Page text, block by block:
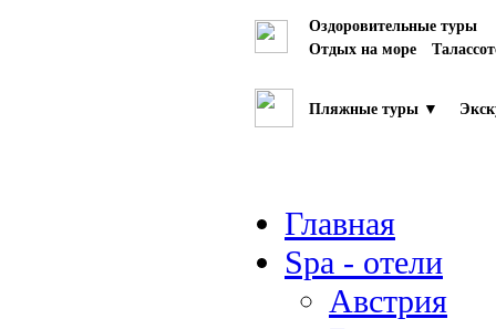
Оздоровительные туры
Отдых на море
Пляжные туры ▼
Главная
Spa - отели
Австрия